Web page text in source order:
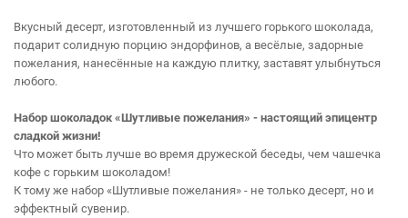
Вкусный десерт, изготовленный из лучшего горького шоколада,
подарит солидную порцию эндорфинов, а весёлые, задорные
пожелания, нанесённые на каждую плитку, заставят улыбнуться
любого.
Набор шоколадок «Шутливые пожелания» - настоящий эпицентр
сладкой жизни!
Что может быть лучше во время дружеской беседы, чем чашечка
кофе с горьким шоколадом!
К тому же набор «Шутливые пожелания» - не только десерт, но и
эффектный сувенир.